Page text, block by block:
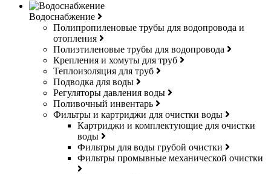
Водоснабжение
Полипропиленовые трубы для водопровода и
отопления
Полиэтиленовые трубы для водопровода
Крепления и хомуты для труб
Теплоизоляция для труб
Подводка для воды
Регуляторы давления воды
Поливочный инвентарь
Фильтры и картриджи для очистки воды
Картриджи и комплектующие для очистки
воды
Фильтры для воды грубой очистки
Фильтры промывные механической очистки